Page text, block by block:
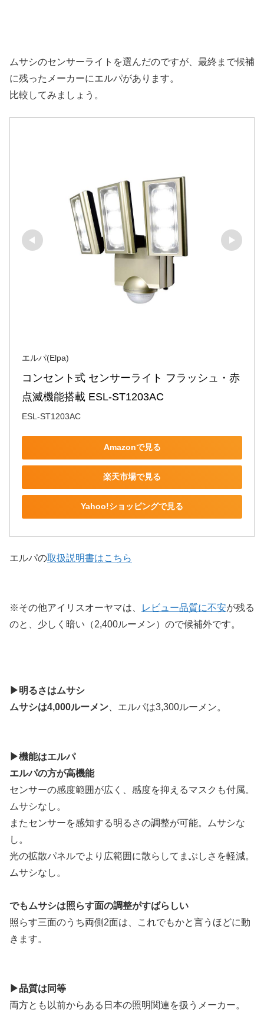
ムサシのセンサーライトを選んだのですが、最終まで候補
に残ったメーカーにエルパがあります。
比較してみましょう。
エルパ(Elpa)
コンセント式 センサーライト フラッシュ・赤
点滅機能搭載 ESL-ST1203AC
ESL-ST1203AC
Amazonで見る
楽天市場で見る
Yahoo!ショッピングで見る
エルパの取扱説明書はこちら
※その他アイリスオーヤマは、 レビュー品質に不安が残る
のと、少しく暗い（2,400ルーメン）ので候補外です。
▶明るさはムサシ
ムサシは4,000ルーメン 、エルパは3,300ルーメン。
▶機能はエルパ
エルパの方が高機能
センサーの感度範囲が広く、感度を抑えるマスクも付属。
ムサシなし。
またセンサーを感知する明るさの調整が可能。ムサシな
し。
光の拡散パネルでより広範囲に散らしてまぶしさを軽減。
ムサシなし。
でもムサシは照らす面の調整がすばらしい
照らす三面のうち両側2面は、これでもかと言うほどに動
きます。
▶品質は同等
両方とも以前からある日本の照明関連を扱うメーカー。